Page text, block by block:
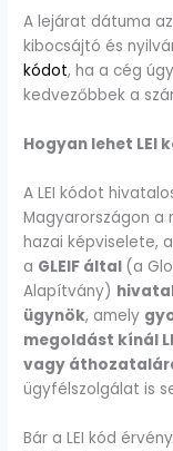
A lejárat dátuma
kibocsájtó és
kódot, ha a cég
kedvezőbbek a
Hogyan lehet LEI
A LEI kódot
Magyarországon a
hazai képviselete,
a GLEIF által (a
Alapítvány)
ügynök, amely
megoldást kínál
vagy
ügyfélszolgálat is
Bár a LEI kód